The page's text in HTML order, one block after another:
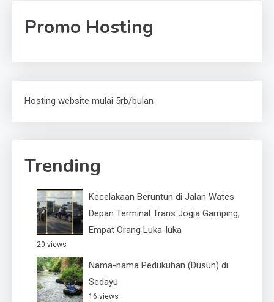
Promo Hosting
Hosting website mulai 5rb/bulan
Trending
Kecelakaan Beruntun di Jalan Wates
Depan Terminal Trans Jogja Gamping,
Empat Orang Luka-luka
20 views
Nama-nama Pedukuhan (Dusun) di
Sedayu
16 views